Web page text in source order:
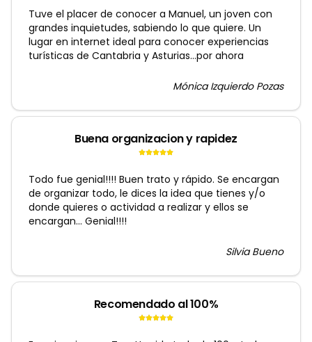
Tuve el placer de conocer a Manuel, un joven con
grandes inquietudes, sabiendo lo que quiere. Un
lugar en internet ideal para conocer experiencias
turísticas de Cantabria y Asturias...por ahora
Mónica Izquierdo Pozas
Buena organizacion y rapidez
Todo fue genial!!!! Buen trato y rápido. Se encargan
de organizar todo, le dices la idea que tienes y/o
donde quieres o actividad a realizar y ellos se
encargan... Genial!!!!
Silvia Bueno
Recomendado al 100%